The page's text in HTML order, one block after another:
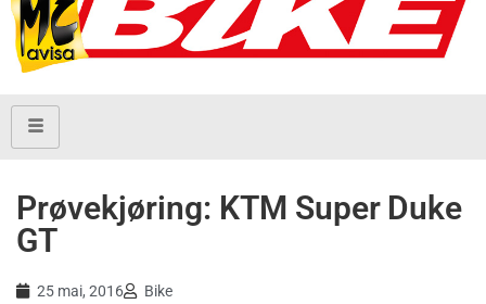
Prøvekjøring: KTM Super Duke
GT
25 mai, 2016 Bike